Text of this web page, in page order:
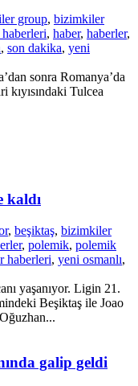
group, bizimkiler
, haber, haberler,
, son dakika, yeni
sonra Romanya’da
kıyısındaki Tulcea
kaldı
, beşiktaş, bizimkiler
, polemik, polemik
haberleri, yeni osmanlı,
yaşanıyor. Ligin 21.
Beşiktaş ile Joao
galip geldi